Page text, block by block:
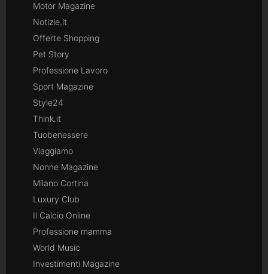
Motor Magazine
Notizie.it
Offerte Shopping
Pet Story
Professione Lavoro
Sport Magazine
Style24
Think.it
Tuobenessere
Viaggiamo
Nonne Magazine
Milano Cortina
Luxury Club
Il Calcio Online
Professione mamma
World Music
Investimenti Magazine